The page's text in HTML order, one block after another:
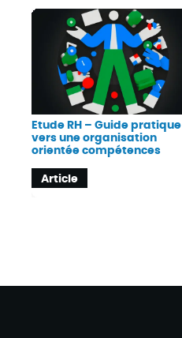
Etude RH – Guide pratique
vers une organisation
orientée compétences
Article